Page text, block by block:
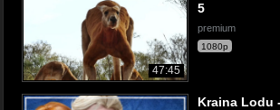
47:45
5
premium
1080p
Kraina Lodu